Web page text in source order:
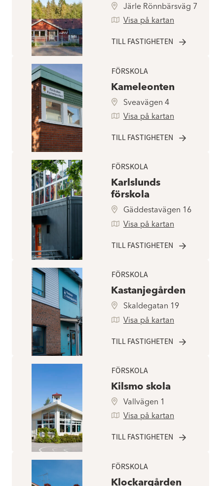
Järle Rönnbärsväg 7
Visa på kartan
TILL FASTIGHETEN
FÖRSKOLA
Kameleonten
Sveavägen 4
Visa på kartan
TILL FASTIGHETEN
FÖRSKOLA
Karlslunds
förskola
Gäddestavägen 16
Visa på kartan
TILL FASTIGHETEN
FÖRSKOLA
Kastanjegården
Skaldegatan 19
Visa på kartan
TILL FASTIGHETEN
FÖRSKOLA
Kilsmo skola
Vallvägen 1
Visa på kartan
TILL FASTIGHETEN
FÖRSKOLA
Klockargården